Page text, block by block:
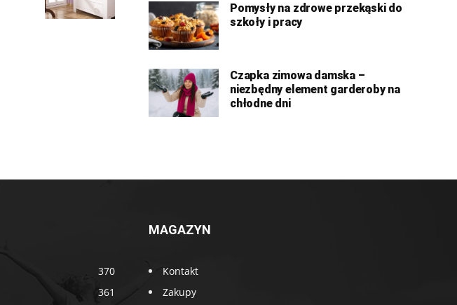
Pomysły na zdrowe przekąski do
szkoły i pracy
Czapka zimowa damska –
niezbędny element garderoby na
chłodne dni
370
361
MAGAZYN
Kontakt
Zakupy